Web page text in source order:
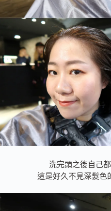
洗完頭之後自己都
這是好久不見深髮色